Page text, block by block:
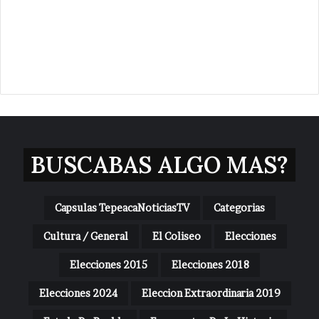
BUSCABAS ALGO MAS?
Capsulas TepeacaNoticiasTV Categorias
Cultura / General El Coliseo Elecciones
Elecciones 2015 Elecciones 2018
Elecciones 2024 Eleccion Extraordinaria 2019